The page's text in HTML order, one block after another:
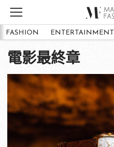
FASHION ENTERTAINMENT
電影最終章